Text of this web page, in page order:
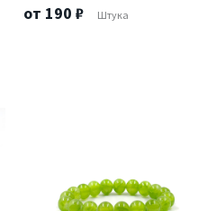
от 190 ₽ Штука